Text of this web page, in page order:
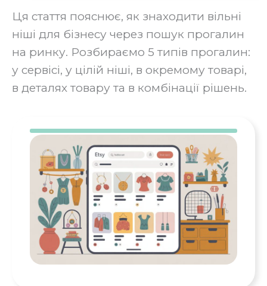
Ця стаття пояснює, як знаходити вільні
ніші для бізнесу через пошук прогалин
на ринку. Розбираємо 5 типів прогалин:
у сервісі, у цілій ніші, в окремому товарі,
в деталях товару та в комбінації рішень.